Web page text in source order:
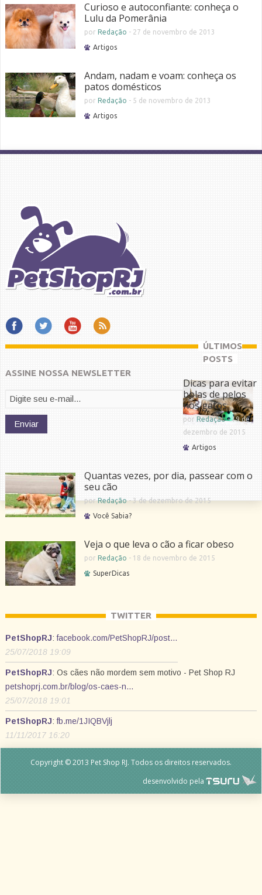
Curioso e autoconfiante: conheça o
Lulu da Pomerânia
por Redação - 27 de novembro de 2013
Artigos
Andam, nadam e voam: conheça os
patos domésticos
por Redação - 5 de novembro de 2013
Artigos
ASSINE NOSSA NEWSLETTER
ÚLTIMOS
POSTS
Dicas para evitar
bolas de pelos
nos gatos
por Redação-19 de
dezembro de 2015
Artigos
Quantas vezes, por dia, passear com o
seu cão
porRedação-3 de dezembro de 2015
Você Sabia?
Veja o que leva o cão a ficar obeso
por Redação - 18 de novembro de 2015
SuperDicas
TWITTER
PetShopRJ:facebook.com/PetShopRJ/post…
25/07/2018 19:09
PetShopRJ: Os cães não mordem sem motivo - Pet Shop RJ
petshoprj.com.br/blog/os-caes-n…
25/07/2018 19:01
PetShopRJ:fb.me/1JIQBVjlj
11/11/2017 16:20
Copyright © 2013 Pet Shop RJ. Todos os direitos reservados.
desenvolvido pela